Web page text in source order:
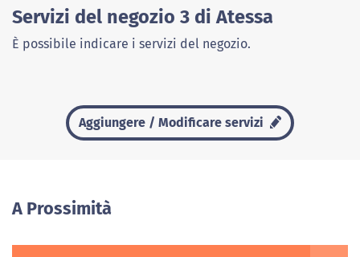
Servizi del negozio 3 di Atessa
È possibile indicare i servizi del negozio.
Aggiungere / Modificare servizi
A Prossimità